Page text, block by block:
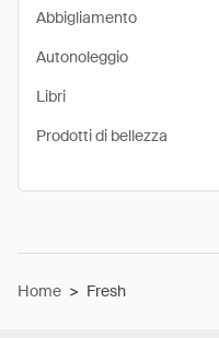
Abbigliamento
Autonoleggio
Libri
Prodotti di bellezza
Home > Fresh